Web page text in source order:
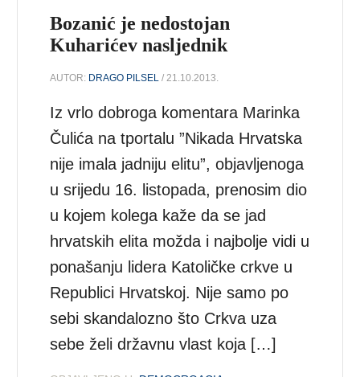
Bozanić je nedostojan
Kuharićev nasljednik
AUTOR: DRAGO PILSEL / 21.10.2013.
Iz vrlo dobroga komentara Marinka
Čulića na tportalu ”Nikada Hrvatska
nije imala jadniju elitu”, objavljenoga
u srijedu 16. listopada, prenosim dio
u kojem kolega kaže da se jad
hrvatskih elita možda i najbolje vidi u
ponašanju lidera Katoličke crkve u
Republici Hrvatskoj. Nije samo po
sebi skandalozno što Crkva uza
sebe želi državnu vlast koja […]